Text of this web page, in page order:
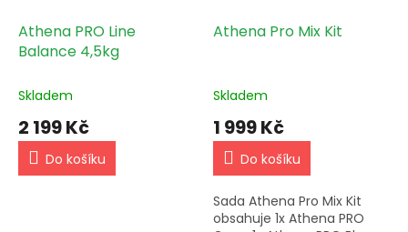
Athena PRO Line
Balance 4,5kg
Skladem
2 199 Kč
Do košíku
Athena Pro Mix Kit
Skladem
1 999 Kč
Do košíku
Sada Athena Pro Mix Kit
obsahuje 1x Athena PRO